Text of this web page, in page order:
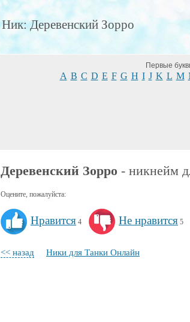
Ник: Деревенский Зорро
Первые
A B C D E F G H I J K L M
Деревенский Зорро - никнейм
Оцените, пожалуйста:
Нравится 4 Не нравится 5
<< назад Ники для Танки Онлайн